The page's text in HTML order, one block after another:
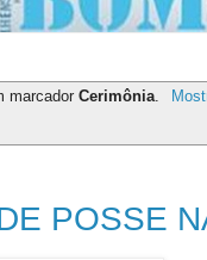
marcadorCerimônia
POSSE